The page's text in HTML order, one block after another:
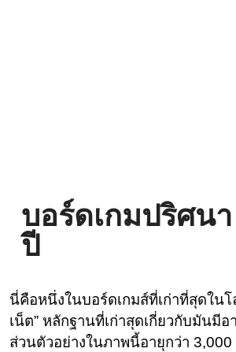
บอร์ดเกมปริศน
ปี
นี่คือหนึ่งในบอร์ดเกมส์ที่เก่าที่สุดในโ
เน็ต” หลักฐานที่เก่าสุดเกี่ยวกับมันมีอ
ส่วนตัวอย่างในภาพนี้อายุกว่า